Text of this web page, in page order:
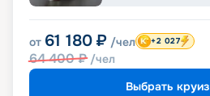
от 61 180 ₽ /чел
64 400₽ /чел
+2 027
Выбрать круиз